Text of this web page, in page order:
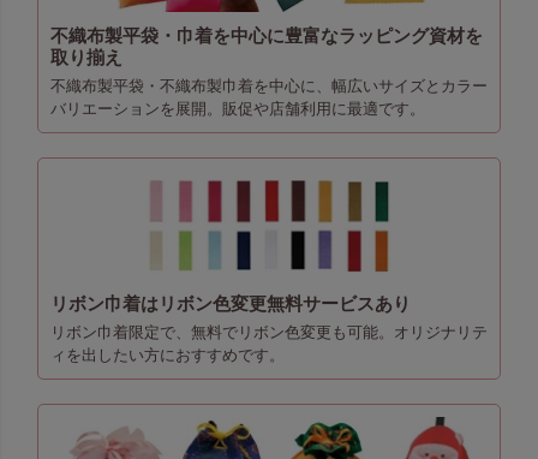
不織布製平袋・巾着を中心に豊富なラッピング資材を
取り揃え
不織布製平袋・不織布製巾着を中心に、幅広いサイズとカラー
バリエーションを展開。販促や店舗利用に最適です。
リボン巾着はリボン色変更無料サービスあり
リボン巾着限定で、無料でリボン色変更も可能。オリジナリテ
ィを出したい方におすすめです。